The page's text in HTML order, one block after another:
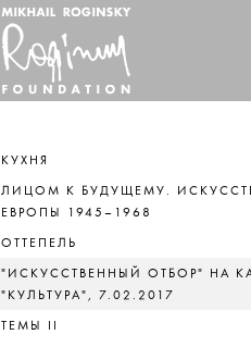
КУХНЯ
ЛИЦОМ К БУДУЩЕМУ.
ЕВРОПЫ 1945–1968
ОТТЕПЕЛЬ
"ИСКУССТВЕННЫЙ ОТБОР" НА
"КУЛЬТУРА", 7.02.2017
ТЕМЫ II